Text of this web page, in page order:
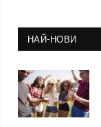
НАЙ-НОВИ